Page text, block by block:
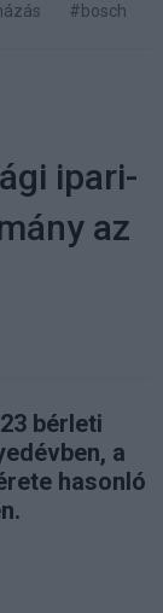
#bosch
ipari-
az
bérleti
a
hasonló